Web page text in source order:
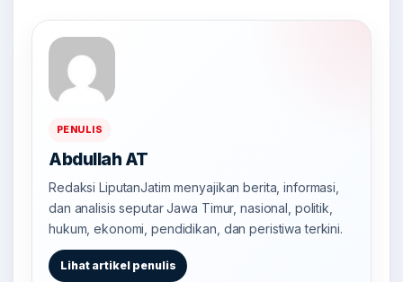
PENULIS
Abdullah AT
Redaksi LiputanJatim menyajikan berita, informasi,
dan analisis seputar Jawa Timur, nasional, politik,
hukum, ekonomi, pendidikan, dan peristiwa terkini.
Lihat artikel penulis